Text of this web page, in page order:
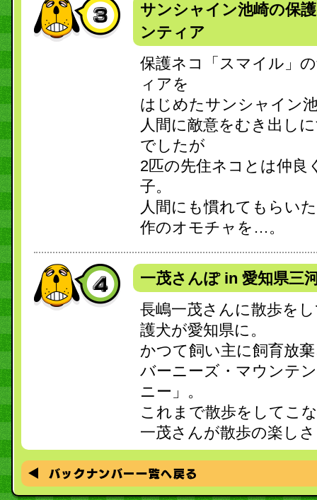
サンシャイン池崎の保
ンティア
保護ネコ「スマイル」
ィアを
はじめたサンシャイン
人間に敵意をむき出し
でしたが
2匹の先住ネコとは仲良
子。
人間にも慣れてもらい
作のオモチャを…。
一茂さんぽ in 愛知県三
長嶋一茂さんに散歩を
護犬が愛知県に。
かつて飼い主に飼育放
バーニーズ・マウンテ
ニー」。
これまで散歩をしてこ
一茂さんが散歩の楽し